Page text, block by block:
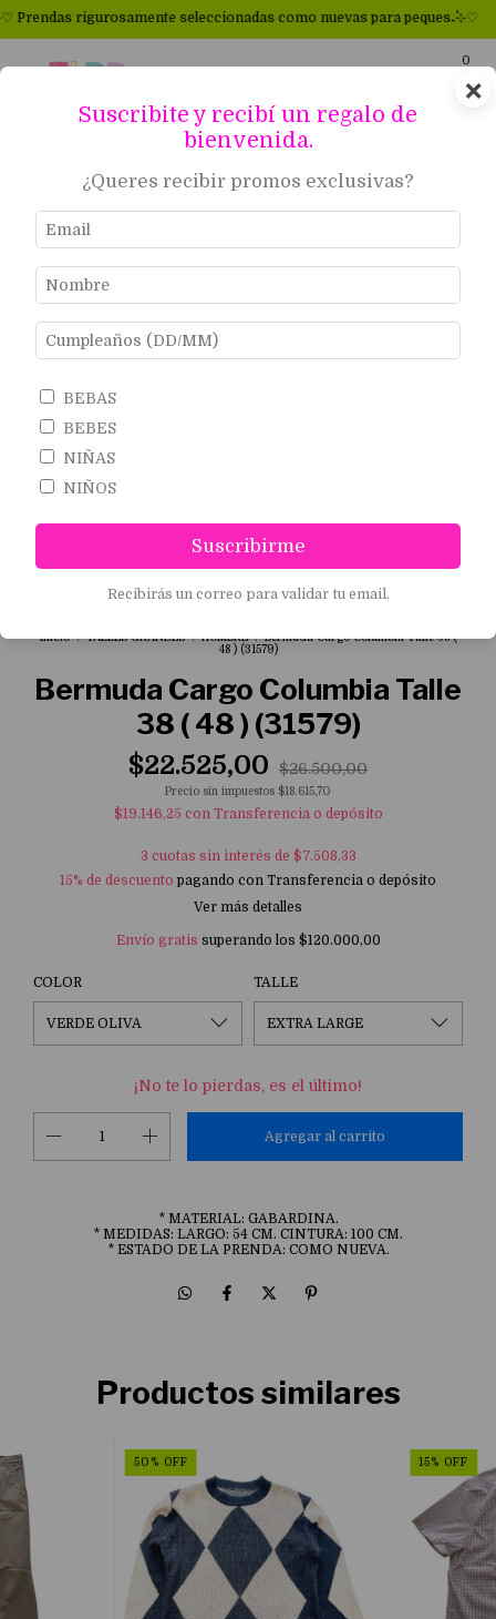
rigurosamente seleccionadas como nuevas para peques₊˚⊹♡ ₊˚⊹♡
0
1 /5
Inicio . TALLES GRANDES . HOMBRE . Bermuda Cargo Columbia Talle 38 (
48 ) (31579)
Bermuda Cargo Columbia Talle
38 ( 48 ) (31579)
$22.525,00 $26.500,00
Precio sin impuestos $18.615,70
$19.146,25 con Transferencia o depósito
3 cuotas sin interés de $7.508,33
15% de descuento pagando con Transferencia o depósito
Ver más detalles
Envío gratis superando los $120.000,00
COLOR TALLE
¡No te lo pierdas, es el último!
* MATERIAL: GABARDINA.
* MEDIDAS: LARGO: 54 CM. CINTURA: 100 CM.
* ESTADO DE LA PRENDA: COMO NUEVA.
Productos similares
50 % OFF 15% OFF
×
Suscribite y recibí un regalo de
bienvenida.
¿Queres recibir promos exclusivas?
BEBAS
BEBES
NIÑAS
NIÑOS
Suscribirme
Recibirás un correo para validar tu email.